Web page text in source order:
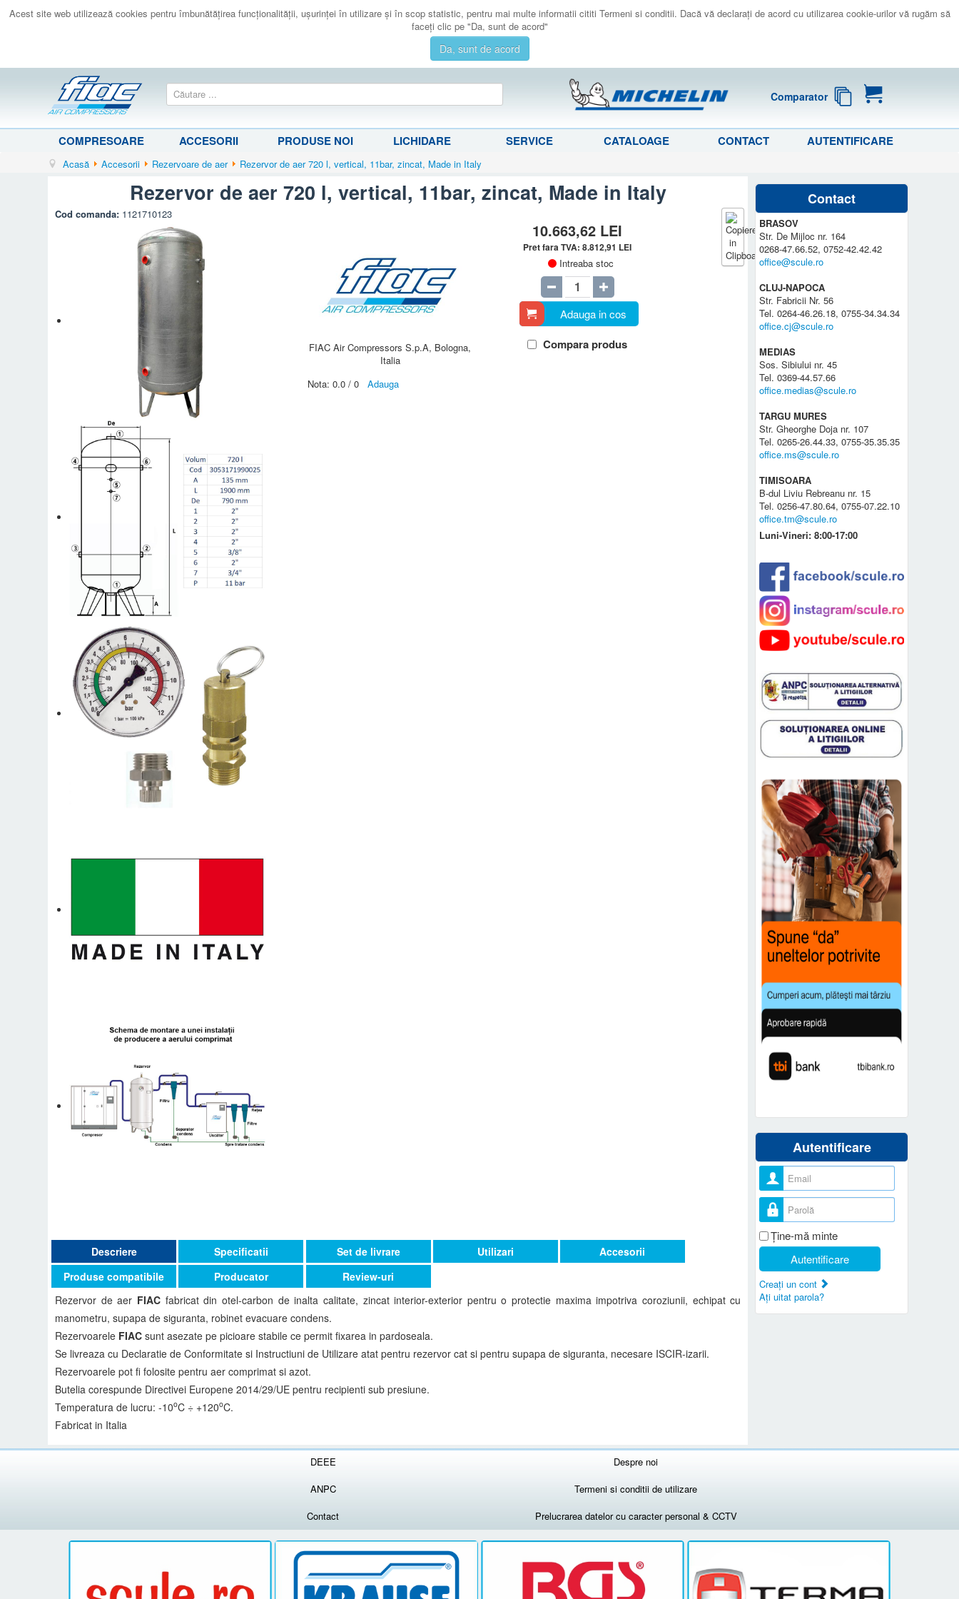
Acest site web utilizează cookies pentru îmbunătăţirea funcţionalităţii, uşurinţei în utilizare şi în scop statistic, pentru mai multe informatii cititi Termeni si conditii. Dacă vă declaraţi de acord cu utilizarea cookie-urilor vă rugăm să
faceţi clic pe "Da, sunt de acord"
Da, sunt de acord
Comparator
COMPRESOARE ACCESORII PRODUSE NOI LICHIDARE SERVICE CATALOAGE CONTACT AUTENTIFICARE
Acasă Accesorii Rezervoare de aer Rezervor de aer 720 l, vertical, 11bar, zincat, Made in Italy
Rezervor de aer 720 l, vertical, 11bar, zincat, Made in Italy
Cod comanda: 1121710123
FIAC Air Compressors S.p.A, Bologna,
Italia
Nota: 0.0 / 0 Adauga
10.663,62 LEI
Pret fara TVA:8.812,91 LEI
Intreaba stoc
Adauga in cos
Compara produs
Descriere
Rezervor de aer FIAC fabricat din otel-carbon de inalta calitate, zincat interior-exterior pentru o protectie maxima impotriva coroziunii, echipat cu
manometru, supapa de siguranta, robinet evacuare condens.
Rezervoarele FIACsunt asezate pe picioare stabile ce permit fixarea in pardoseala.
Se livreaza cu Declaratie de Conformitate si Instructiuni de Utilizare atat pentru rezervor cat si pentru supapa de siguranta, necesare ISCIR-izarii.
Rezervoarele pot fi folosite pentru aer comprimat si azot.
Butelia corespunde Directivei Europene 2014/29/UE pentru recipienti sub presiune.
Temperatura de lucru: -10oC ÷ +120oC.
Fabricat in Italia
Specificatii Set de livrare Utilizari
Accesorii
Produse compatibile
Producator Review-uri
Contact
BRASOV
Str. De Mijloc nr. 164
0268-47.66.52, 0752-42.42.42
office@scule.ro
CLUJ-NAPOCA
Str. Fabricii Nr. 56
Tel. 0264-46.26.18, 0755-34.34.34
office.cj@scule.ro
MEDIAS
Sos. Sibiului nr. 45
Tel. 0369-44.57.66
office.medias@scule.ro
TARGU MURES
Str. Gheorghe Doja nr. 107
Tel. 0265-26.44.33, 0755-35.35.35
office.ms@scule.ro
TIMISOARA
B-dul Liviu Rebreanu nr. 15
Tel. 0256-47.80.64, 0755-07.22.10
office.tm@scule.ro
Luni-Vineri: 8:00-17:00
Autentificare
Nume utilizator
Parolă
Ţine-mă minte
Autentificare
Creaţi un cont
Aţi uitat parola?
DEEE
Despre noi
ANPC
Termeni si conditii de utilizare
Contact
Prelucrarea datelor cu caracter personal & CCTV